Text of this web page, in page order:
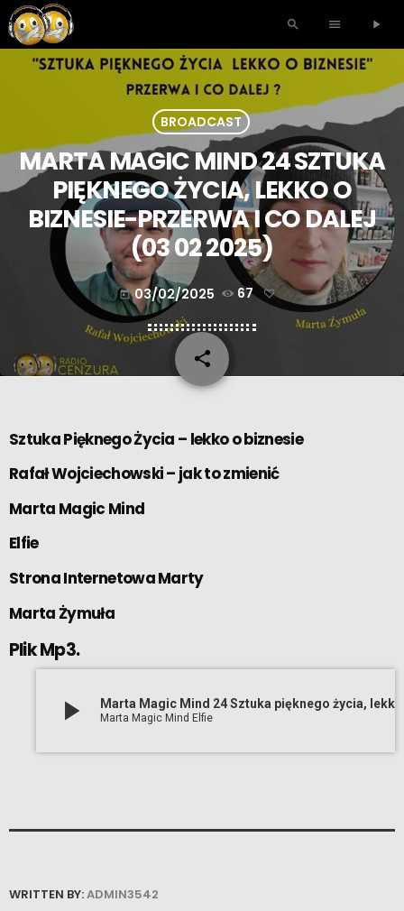
search menu play_arrow
BROADCAST
MARTA MAGIC MIND 24 SZTUKA
PIĘKNEGO ŻYCIA, LEKKO O
BIZNESIE-PRZERWA I CO DALEJ
(03 02 2025)
today 03/02/2025 67
share
email
Sztuka Pięknego Życia – lekko o biznesie
Rafał Wojciechowski – jak to zmienić
Marta Magic Mind
Elfie
Strona Internetowa Marty
Marta Żymuła
Plik Mp3.
play_arrow Marta Magic Mind Elfie
WRITTEN BY:ADMIN3542